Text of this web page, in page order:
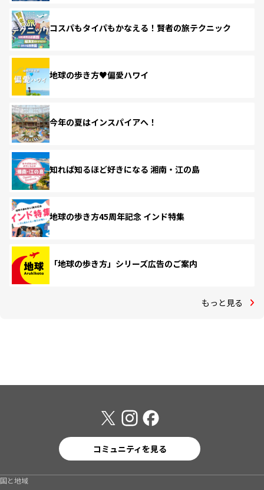
コスパもタイパもかなえる！賢者の旅テクニック
地球の歩き方♥偏愛ハワイ
今年の夏はインスパイアへ！
知れば知るほど好きになる 湘南・江の島
地球の歩き方45周年記念 インド特集
「地球の歩き方」シリーズ広告のご案内
もっと見る
コミュニティを見る
国と地域